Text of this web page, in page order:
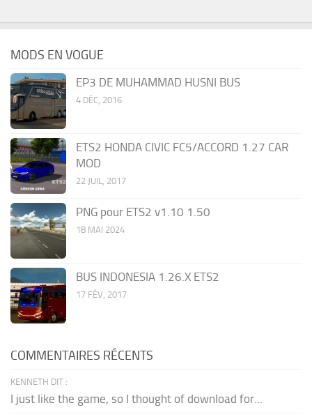
MODS EN VOGUE
EP3 DE MUHAMMAD HUSNI BUS
4 DÉC, 2016
ETS2 HONDA CIVIC FC5/ACCORD 1.27 CAR
MOD
22 JUIL, 2017
PNG pour ETS2 v1.10 1.50
18 MAI 2024
BUS INDONESIA 1.26.X ETS2
17 FÉV, 2017
COMMENTAIRES RÉCENTS
KENNETH DIT :
I just like the game, so I thought of download for...